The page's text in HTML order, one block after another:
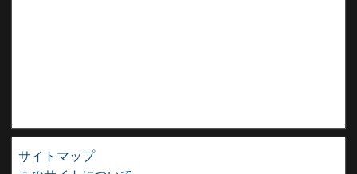
サイトマップ